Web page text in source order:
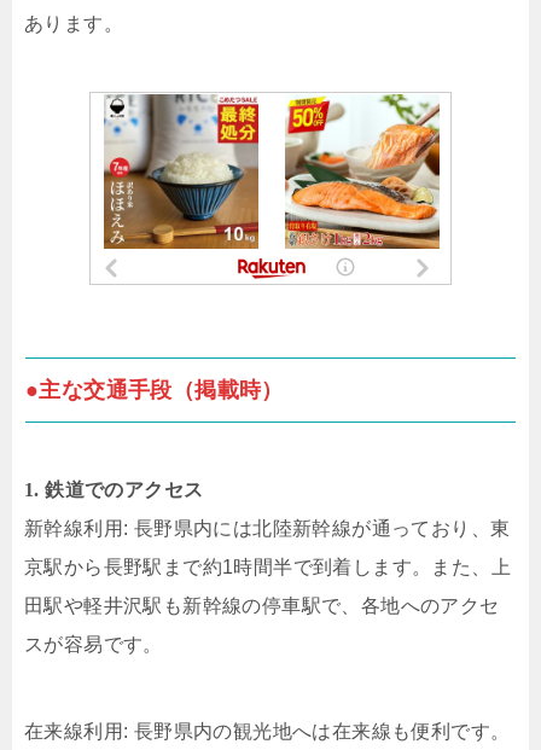
あります。
●主な交通手段（掲載時）
1. 鉄道でのアクセス
新幹線利用: 長野県内には北陸新幹線が通っており、東
京駅から長野駅まで約1時間半で到着します。​また、上
田駅や軽井沢駅も新幹線の停車駅で、各地へのアクセ
スが容易です。​
在来線利用: 長野県内の観光地へは在来線も便利です。​